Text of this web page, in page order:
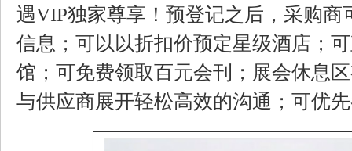
遇VIP独家尊享！预登记之后，采购商
信息；可以以折扣价预定星级酒店；
馆；可免费领取百元会刊；展会休息
与供应商展开轻松高效的沟通；可优